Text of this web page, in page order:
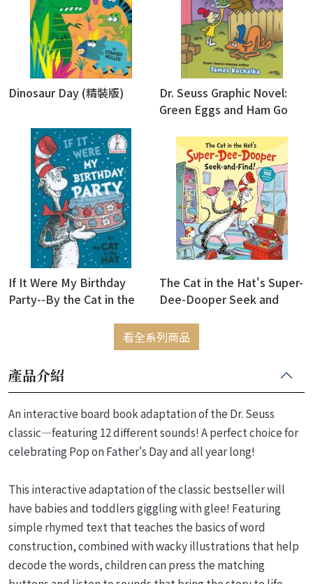
Dinosaur Day (精裝版)
Dr. Seuss Graphic Novel:
Green Eggs and Ham Go
If It Were My Birthday
Party--By the Cat in the
The Cat in the Hat's Super-
Dee-Dooper Seek and
看全系列商品
產品介紹
An interactive board book adaptation of the Dr. Seuss
classic—featuring 12 different sounds! A perfect choice for
celebrating Pop on Father's Day and all year long!
This interactive adaptation of the classic bestseller will
have babies and toddlers giggling with glee! Featuring
simple rhymed text that teaches the basics of word
construction, combined with wacky illustrations that help
decode the words, children can press the matching